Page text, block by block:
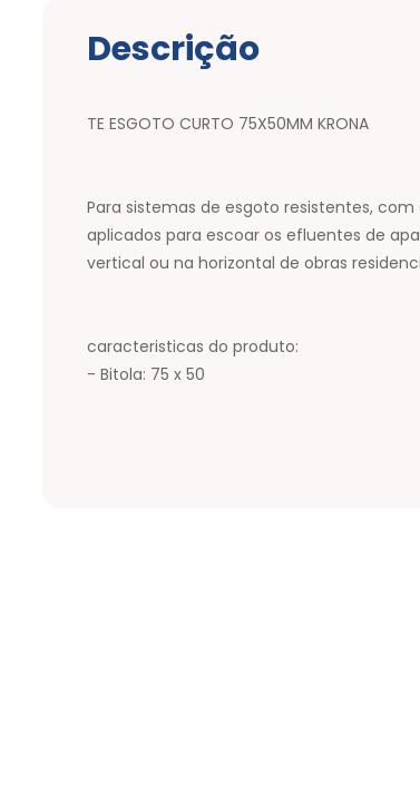
Descrição
TE ESGOTO CURTO 75X50MM KRONA
Para sistemas de esgoto resistentes,
aplicados para escoar os efluentes de
vertical ou na horizontal de obras
caracteristicas do produto:
- Bitola: 75 x 50